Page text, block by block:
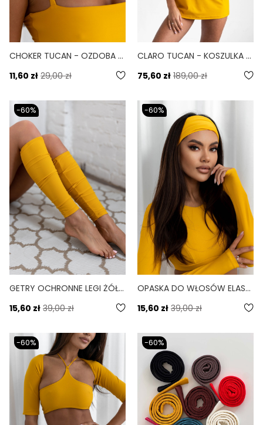
CHOKER TUCAN - OZDOBA NA SZYJĘ ŻÓŁTY
11,60 zł 29,00 zł
CLARO TUCAN - KOSZULKA KĄPIELOWA OCHRONA UV ŻÓŁTY
75,60 zł 189,00 zł
-60%
GETRY OCHRONNE LEGI ŻÓŁTY TUCAN
15,60 zł 39,00 zł
-60%
OPASKA DO WŁOSÓW ELASTYCZNA BANDA ŻÓŁTY TUCAN
15,60 zł 39,00 zł
-60% -60%